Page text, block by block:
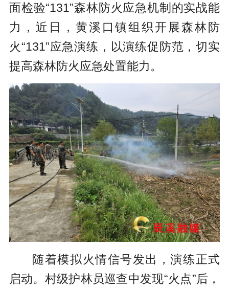
面检验“131”森林防火应急机制的实战能
力，近日，黄溪口镇组织开展森林防
火“131”应急演练，以演练促防范，切实
提高森林防火应急处置能力。
随着模拟火情信号发出，演练正式
启动。村级护林员巡查中发现“火点”后，